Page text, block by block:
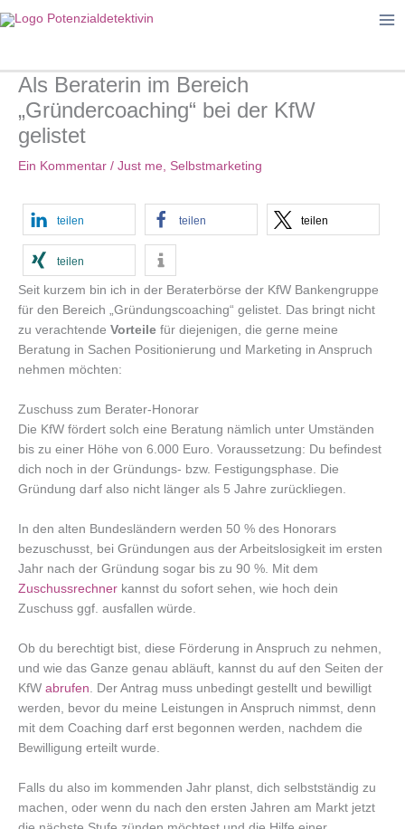
Inhalt
Als Beraterin im Bereich
„Gründercoaching“ bei der KfW
gelistet
Ein Kommentar / Just me, Selbstmarketing
teilen teilen teilen
teilen
Seit kurzem bin ich in der Beraterbörse der KfW Bankengruppe
für den Bereich „Gründungscoaching“ gelistet. Das bringt nicht
zu verachtende Vorteile für diejenigen, die gerne meine
Beratung in Sachen Positionierung und Marketing in Anspruch
nehmen möchten:
Zuschuss zum Berater-Honorar
Die KfW fördert solch eine Beratung nämlich unter Umständen
bis zu einer Höhe von 6.000 Euro. Voraussetzung: Du befindest
dich noch in der Gründungs- bzw. Festigungsphase. Die
Gründung darf also nicht länger als 5 Jahre zurückliegen.
In den alten Bundesländern werden 50 % des Honorars
bezuschusst, bei Gründungen aus der Arbeitslosigkeit im ersten
Jahr nach der Gründung sogar bis zu 90 %. Mit dem
Zuschussrechner kannst du sofort sehen, wie hoch dein
Zuschuss ggf. ausfallen würde.
Ob du berechtigt bist, diese Förderung in Anspruch zu nehmen,
und wie das Ganze genau abläuft, kannst du auf den Seiten der
KfW abrufen . Der Antrag muss unbedingt gestellt und bewilligt
werden, bevor du meine Leistungen in Anspruch nimmst, denn
mit dem Coaching darf erst begonnen werden, nachdem die
Bewilligung erteilt wurde.
Falls du also im kommenden Jahr planst, dich selbstständig zu
machen, oder wenn du nach den ersten Jahren am Markt jetzt